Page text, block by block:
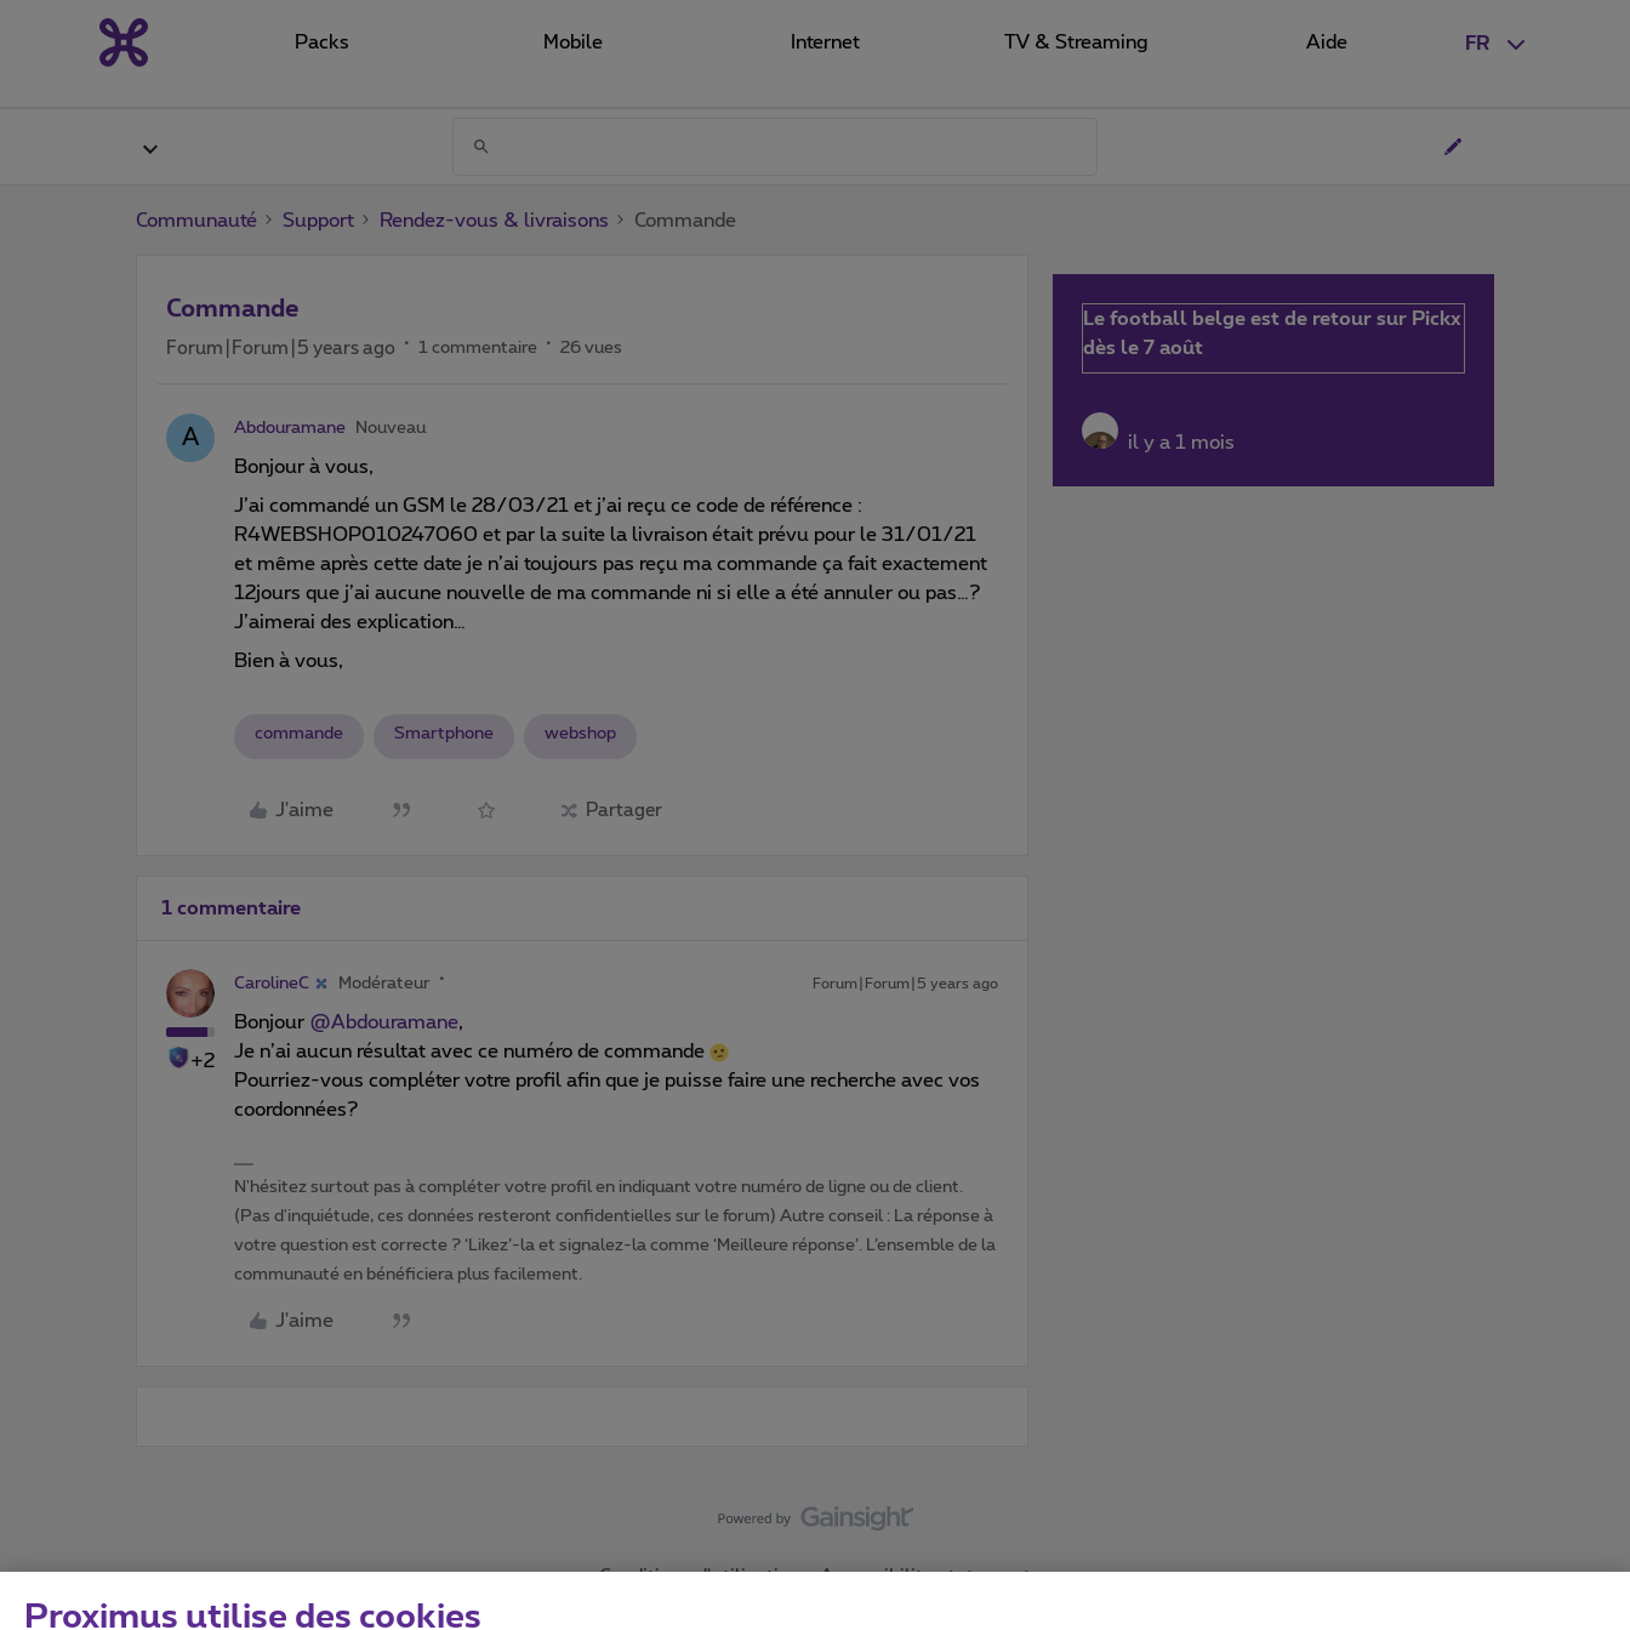
FR
Packs Mobile Internet TV & Streaming Aide
Communauté Support Rendez-vous & livraisons Commande
Commande
Forum|Forum|5 years ago 1 commentaire 26 vues
A Abdouramane Nouveau
Bonjour à vous,
J’ai commandé un GSM le 28/03/21 et j’ai reçu ce code de référence :
R4WEBSHOP010247060 et par la suite la livraison était prévu pour le 31/01/21
et même après cette date je n’ai toujours pas reçu ma commande ça fait exactement
12jours que j’ai aucune nouvelle de ma commande ni si elle a été annuler ou pas…?
J’aimerai des explication…
Bien à vous,
commande Smartphone webshop
J'aime Partager
1 commentaire
+2
CarolineC Modérateur Forum|Forum|5 years ago
Bonjour @Abdouramane,
Je n’ai aucun résultat avec ce numéro de commande
Pourriez-vous compléter votre profil afin que je puisse faire une recherche avec vos
coordonnées?
N'hésitez surtout pas à compléter votre profil en indiquant votre numéro de ligne ou de client.
(Pas d'inquiétude, ces données resteront confidentielles sur le forum) Autre conseil : La réponse à
votre question est correcte ? ‘Likez’-la et signalez-la comme ‘Meilleure réponse’. L’ensemble de la
communauté en bénéficiera plus facilement.
J'aime
Le football belge est de retour sur Pickx
dès le 7 août
il y a 1 mois
Conditions d'utilisation Accessibility statement
Proximus utilise des cookies